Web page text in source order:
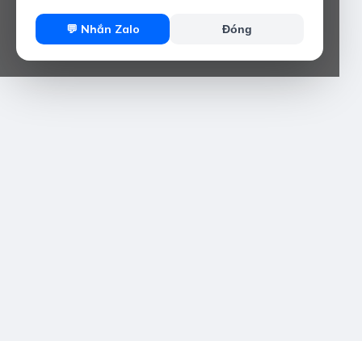
💬 Nhắn Zalo Đóng